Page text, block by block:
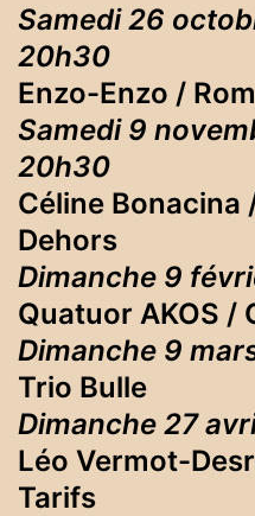
Samedi 26
20h30
Enzo-Enzo /
Samedi 9
20h30
Céline Bonacina
Dehors
Dimanche 9
Quatuor AKOS /
Dimanche 9
Trio Bulle
Dimanche 27
Léo Vermot-
Tarifs